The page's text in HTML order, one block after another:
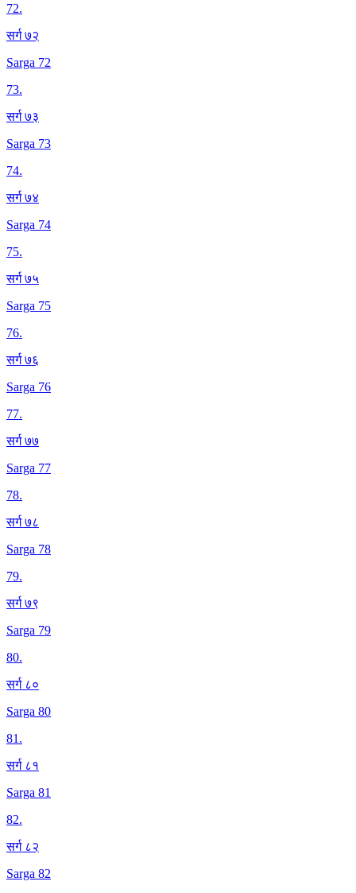
72.
सर्ग ७२
Sarga 72
73.
सर्ग ७३
Sarga 73
74.
सर्ग ७४
Sarga 74
75.
सर्ग ७५
Sarga 75
76.
सर्ग ७६
Sarga 76
77.
सर्ग ७७
Sarga 77
78.
सर्ग ७८
Sarga 78
79.
सर्ग ७९
Sarga 79
80.
सर्ग ८०
Sarga 80
81.
सर्ग ८१
Sarga 81
82.
सर्ग ८२
Sarga 82